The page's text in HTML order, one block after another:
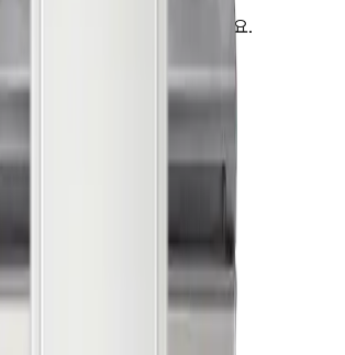
. 지금 앱에서 렌탈을 시작해 보세요.
월 무이자 할부도 가능해요!
기
국내 정품입니다.